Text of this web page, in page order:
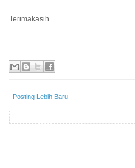
Terimakasih
Posting Lebih Baru